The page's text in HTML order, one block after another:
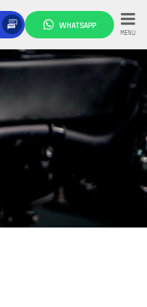
WHATSAPP
MENU